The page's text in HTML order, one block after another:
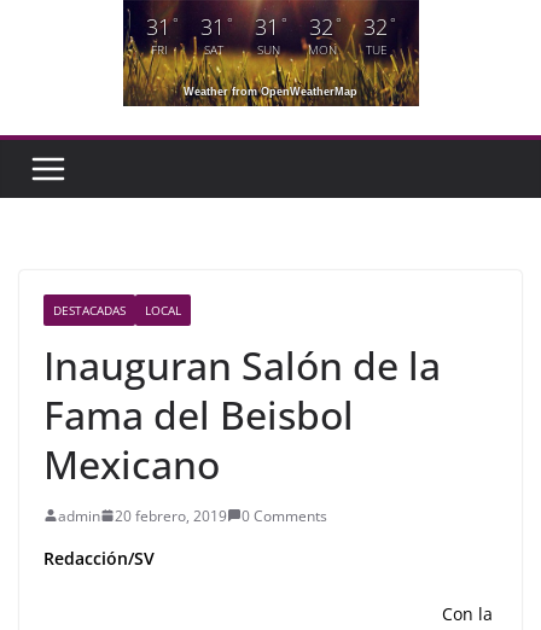
31°
FRI
31 °
SAT
31°
SUN
32 °
MON
32 °
TUE
Weather from OpenWeatherMap
DESTACADAS LOCAL
Inauguran Salón de la
Fama del Beisbol
Mexicano
admin 20 febrero, 2019 0 Comments
Redacción/SV
Con la